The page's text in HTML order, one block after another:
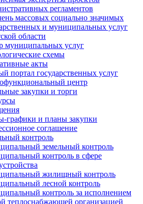
регламентов
массовых социально значимых
и муниципальных услуг
области
муниципальных услуг
схемы
акты
портал государственных услуг
центр
закупки и торги
графики и планы закупки
соглашение
контроль
земельный контроль
контроль в сфере
жилищный контроль
лесной контроль
контроль за исполнением
теплоснабжающей организацией